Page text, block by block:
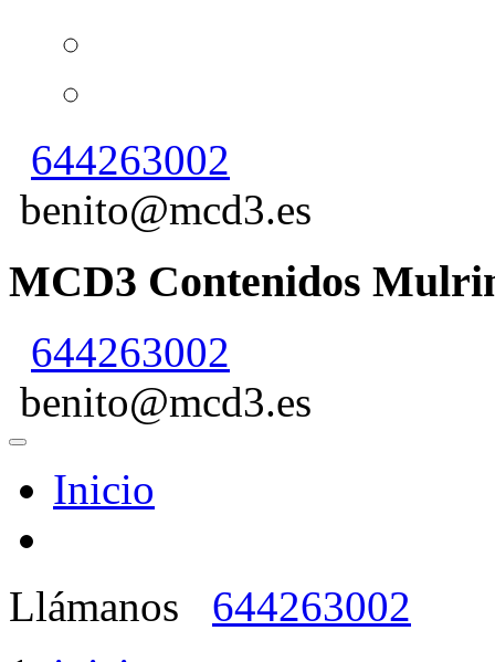
644263002
benito@mcd3.es
MCD3 Contenidos
644263002
benito@mcd3.es
Inicio
Llámanos
644263002